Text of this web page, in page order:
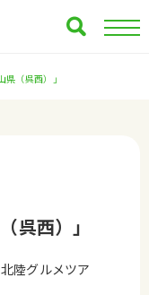
県（呉西）」
呉西）」
陸グルメツア